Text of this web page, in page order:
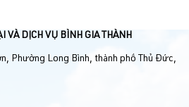
VÀ DỊCH VỤ BÌNH GIA THÀNH
Phường Long Bình, thành phố Thủ Đức,